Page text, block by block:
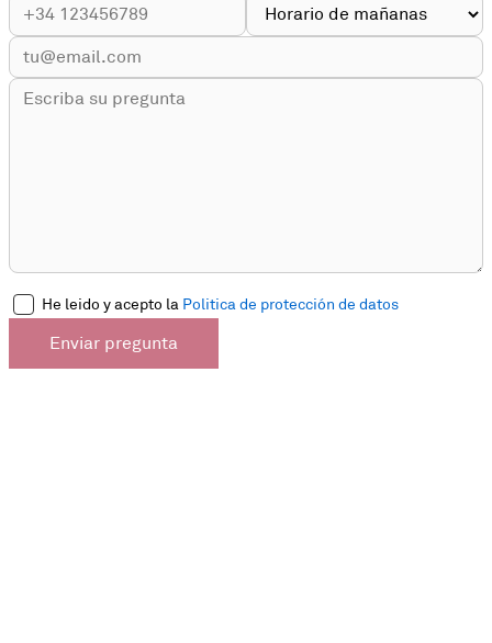
He leido y acepto la Politica de protección de datos
Enviar pregunta